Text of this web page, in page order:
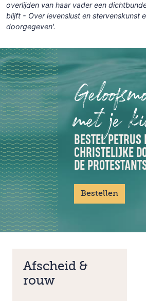
overlijden van haar vader een
blijft - Over levenslust en stervenskunst
doorgegeven'.
met je
BESTEL
CHRISTELIJKE
DE
Bestellen
Afscheid &
rouw